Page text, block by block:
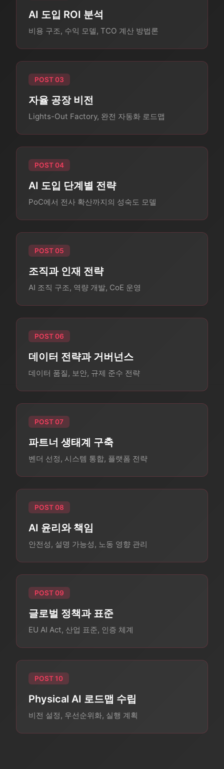
AI 도입 ROI 분석
비용 구조, 수익 모델, TCO 계산 방법론
POST 03
자율 공장 비전
Lights-Out Factory, 완전 자동화 로드맵
POST 04
AI 도입 단계별 전략
PoC에서 전사 확산까지의 성숙도 모델
POST 05
조직과 인재 전략
AI 조직 구조, 역량 개발, CoE 운영
POST 06
데이터 전략과 거버넌스
데이터 품질, 보안, 규제 준수 전략
POST 07
파트너 생태계 구축
벤더 선정, 시스템 통합, 플랫폼 전략
POST 08
AI 윤리와 책임
안전성, 설명 가능성, 노동 영향 관리
POST 09
글로벌 정책과 표준
EU AI Act, 산업 표준, 인증 체계
POST 10
Physical AI 로드맵 수립
비전 설정, 우선순위화, 실행 계획